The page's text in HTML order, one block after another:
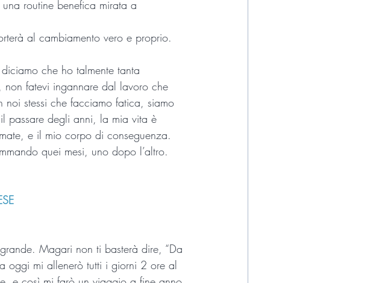
routine benefica mirata a
al cambiamento vero e proprio.
che ho talmente tanta
fatevi ingannare dal lavoro che
stessi che facciamo fatica, siamo
passare degli anni, la mia vita è
e il mio corpo di conseguenza.
quei mesi, uno dopo l’altro.
Magari non ti basterà dire, “Da
oggi mi allenerò tutti i giorni 2 ore al